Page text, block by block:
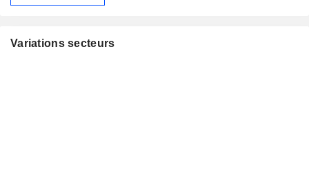
Variations secteurs